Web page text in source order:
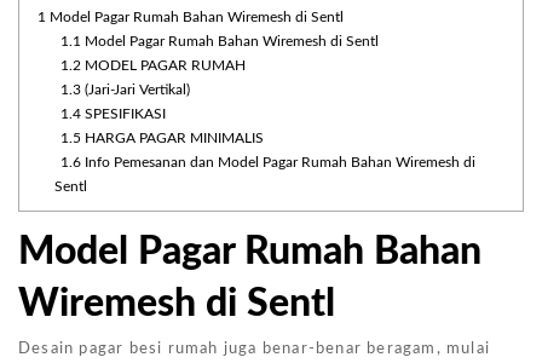
1
Model Pagar Rumah Bahan Wiremesh di Sentl
1.1
Model Pagar Rumah Bahan Wiremesh di Sentl
1.2 MODEL PAGAR RUMAH
1.3(Jari-Jari Vertikal)
1.4SPESIFIKASI
1.5 HARGA PAGAR MINIMALIS
1.6Info Pemesanan dan Model Pagar Rumah Bahan Wiremesh di
Sentl
Model Pagar Rumah Bahan
Wiremesh di Sentl
Desain pagar besi rumah juga benar-benar beragam, mulai